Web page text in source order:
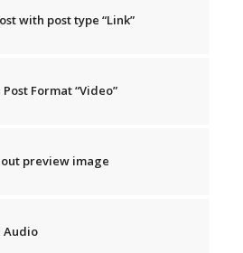
with post type “Link”
Format “Video”
preview image
Audio